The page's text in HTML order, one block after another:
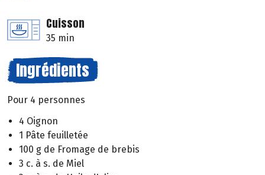
Cuisson
35 min
Ingrédients
Pour 4 personnes
4 Oignon
1 Pâte feuilletée
100 g de Fromage de brebis
3 c. à s. de Miel